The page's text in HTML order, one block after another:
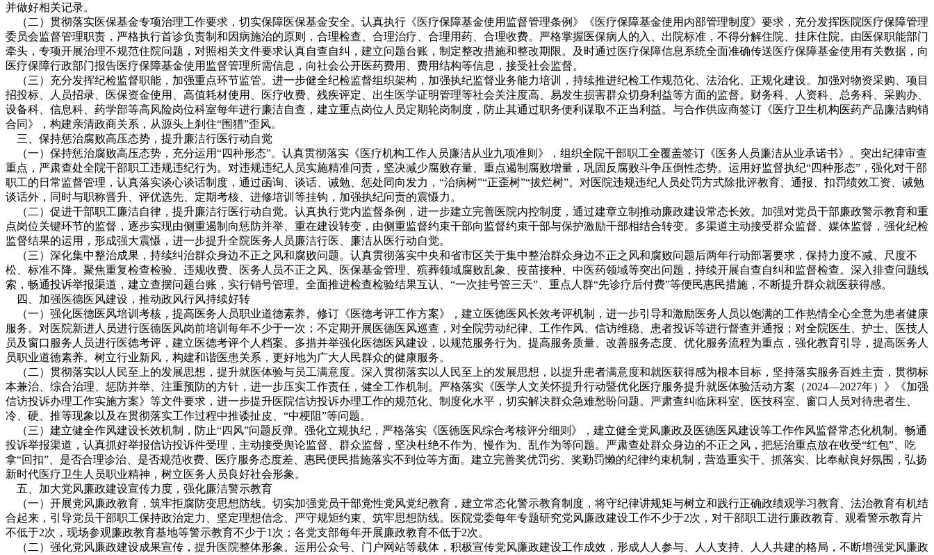
并做好相关记录。
（二）贯彻落实医保基金专项治理工作要求，切实保障医保基金安全。认真执行《医疗保障基金使用监督管理条例》《医疗保障基金使用内部管理制度》要求，充分发挥医院医疗保障管理
委员会监督管理职责，严格执行首诊负责制和因病施治的原则，合理检查、合理治疗、合理用药、合理收费。严格掌握医保病人的入、出院标准，不得分解住院、挂床住院。由医保职能部门
牵头，专项开展治理不规范住院问题，对照相关文件要求认真自查自纠，建立问题台账，制定整改措施和整改期限。及时通过医疗保障信息系统全面准确传送医疗保障基金使用有关数据，向
医疗保障行政部门报告医疗保障基金使用监督管理所需信息，向社会公开医药费用、费用结构等信息，接受社会监督。
（三）充分发挥纪检监督职能，加强重点环节监管。进一步健全纪检监督组织架构，加强执纪监督业务能力培训，持续推进纪检工作规范化、法治化、正规化建设。加强对物资采购、项目
招投标、人员招录、医保资金使用、高值耗材使用、医疗收费、残疾评定、出生医学证明管理等社会关注度高、易发生损害群众切身利益等方面的监督。财务科、人资科、总务科、采购办、
设备科、信息科、药学部等高风险岗位科室每年进行廉洁自查，建立重点岗位人员定期轮岗制度，防止其通过职务便利谋取不正当利益。与合作供应商签订《医疗卫生机构医药产品廉洁购销
合同》，构建亲清政商关系，从源头上刹住“围猎”歪风。
三、保持惩治腐败高压态势，提升廉洁行医行动自觉
（一）保持惩治腐败高压态势，充分运用“四种形态”。认真贯彻落实《医疗机构工作人员廉洁从业九项准则》，组织全院干部职工全覆盖签订《医务人员廉洁从业承诺书》。突出纪律审查
重点，严肃查处全院干部职工违规违纪行为。对违规违纪人员实施精准问责，坚决减少腐败存量、重点遏制腐败增量，巩固反腐败斗争压倒性态势。运用好监督执纪“四种形态”，强化对干部
职工的日常监督管理，认真落实谈心谈话制度，通过函询、谈话、诫勉、惩处同向发力，“治病树”“正歪树”“拔烂树”。对医院违规违纪人员处罚方式除批评教育、通报、扣罚绩效工资、诫勉
谈话外，同时与职称晋升、评优选先、定期考核、进修培训等挂钩，加强执纪问责的震慑力。
（二）促进干部职工廉洁自律，提升廉洁行医行动自觉。认真执行党内监督条例，进一步建立完善医院内控制度，通过建章立制推动廉政建设常态长效。加强对党员干部廉政警示教育和重
点岗位关键环节的监督，逐步实现由侧重遏制向惩防并举、重在建设转变，由侧重监督约束干部向监督约束干部与保护激励干部相结合转变。多渠道主动接受群众监督、媒体监督，强化纪检
监督结果的运用，形成强大震慑，进一步提升全院医务人员廉洁行医、廉洁从医行动自觉。
（三）深化集中整治成果，持续纠治群众身边不正之风和腐败问题。认真贯彻落实中央和省市区关于集中整治群众身边不正之风和腐败问题后两年行动部署要求，保持力度不减、尺度不
松、标准不降。聚焦重复检查检验、违规收费、医务人员不正之风、医保基金管理、殡葬领域腐败乱象、疫苗接种、中医药领域等突出问题，持续开展自查自纠和监督检查。深入排查问题线
索，畅通投诉举报渠道，建立查摆问题台账，实行销号管理。全面推进检查检验结果互认、“一次挂号管三天”、重点人群“先诊疗后付费”等便民惠民措施，不断提升群众就医获得感。
四、加强医德医风建设，推动政风行风持续好转
（一）强化医德医风培训考核，提高医务人员职业道德素养。修订《医德考评工作方案》，建立医德医风长效考评机制，进一步引导和激励医务人员以饱满的工作热情全心全意为患者健康
服务。对医院新进人员进行医德医风岗前培训每年不少于一次；不定期开展医德医风巡查，对全院劳动纪律、工作作风、信访维稳、患者投诉等进行督查并通报；对全院医生、护士、医技人
员及窗口服务人员进行医德考评，建立医德考评个人档案。多措并举强化医德医风建设，以规范服务行为、提高服务质量、改善服务态度、优化服务流程为重点，强化教育引导，提高医务人
员职业道德素养。树立行业新风，构建和谐医患关系，更好地为广大人民群众的健康服务。
（二）贯彻落实以人民至上的发展思想，提升就医体验与员工满意度。深入贯彻落实以人民至上的发展思想，以提升患者满意度和就医获得感为根本目标，坚持落实服务百姓主责，贯彻标
本兼治、综合治理、惩防并举、注重预防的方针，进一步压实工作责任，健全工作机制。严格落实《医学人文关怀提升行动暨优化医疗服务提升就医体验活动方案（2024—2027年）》《加强
信访投诉办理工作实施方案》等文件要求，进一步提升医院信访投诉办理工作的规范化、制度化水平，切实解决群众急难愁盼问题。严肃查纠临床科室、医技科室、窗口人员对待患者生、
冷、硬、推等现象以及在贯彻落实工作过程中推诿扯皮、“中梗阻”等问题。
（三）建立健全作风建设长效机制，防止“四风”问题反弹。强化立规执纪，严格落实《医德医风综合考核评分细则》，建立健全党风廉政及医德医风建设等工作作风监督常态化机制。畅通
投诉举报渠道，认真抓好举报信访投诉件受理，主动接受舆论监督、群众监督，坚决杜绝不作为、慢作为、乱作为等问题。严肃查处群众身边的不正之风，把惩治重点放在收受“红包”、吃
拿“回扣”、是否合理诊治、是否规范收费、医疗服务态度差、惠民便民措施落实不到位等方面。建立完善奖优罚劣、奖勤罚懒的纪律约束机制，营造重实干、抓落实、比奉献良好氛围，弘扬
新时代医疗卫生人员职业精神，树立医务人员良好社会形象。
五、加大党风廉政建设宣传力度，强化廉洁警示教育
（一）开展党风廉政教育，筑牢拒腐防变思想防线。切实加强党员干部党性党风党纪教育，建立常态化警示教育制度，将守纪律讲规矩与树立和践行正确政绩观学习教育、法治教育有机结
合起来，引导党员干部职工保持政治定力、坚定理想信念、严守规矩约束、筑牢思想防线。医院党委每年专题研究党风廉政建设工作不少于2次，对干部职工进行廉政教育、观看警示教育片
不低于2次，现场参观廉政教育基地等警示教育不少于1次；各党支部每年开展廉政教育不低于2次。
（二）强化党风廉政建设成果宣传，提升医院整体形象。运用公众号、门户网站等载体，积极宣传党风廉政建设工作成效，形成人人参与、人人支持、人人共建的格局，不断增强党风廉政